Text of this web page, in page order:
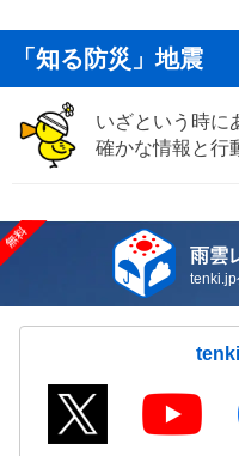
「知る防災」地震
いざという時に
確かな情報と行
雨雲